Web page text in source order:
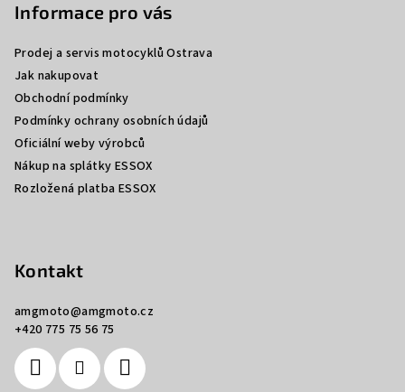
Informace pro vás
Prodej a servis motocyklů Ostrava
Jak nakupovat
Obchodní podmínky
Podmínky ochrany osobních údajů
Oficiální weby výrobců
Nákup na splátky ESSOX
Rozložená platba ESSOX
Kontakt
amgmoto@amgmoto.cz
+420 775 75 56 75